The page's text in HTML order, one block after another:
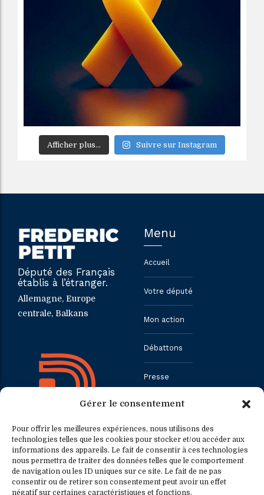
Gérer le consentement
Pour offrir les meilleures expériences, nous utilisons des
technologies telles que les cookies pour stocker et/ou accéder aux
informations des appareils. Le fait de consentir à ces technologies
nous permettra de traiter des données telles que le comportement
de navigation ou les ID uniques sur ce site. Le fait de ne pas
consentir ou de retirer son consentement peut avoir un effet
négatif sur certaines caractéristiques et fonctions.
Afficher plus... Suivre sur Instagram
Député des Français
établis à l’étranger.
Allemagne, Europe
centrale, Balkans
Menu
Accueil
Votre député
Mon action
Débattons
Presse
Contact
Contact
0033.1.40.63.75.31
Contact presse
presse@fredericpetit.eu